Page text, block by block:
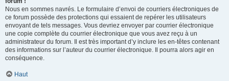
Nous en sommes navrés. Le formulaire d’envoi de courriers électroniques de
ce forum possède des protections qui essaient de repérer les utilisateurs
envoyant de tels messages. Vous devriez envoyer par courrier électronique
une copie complète du courrier électronique que vous avez reçu à un
administrateur du forum. Il est très important d’y inclure les en-têtes contenant
des informations sur l’auteur du courrier électronique. Il pourra alors agir en
conséquence.
Haut